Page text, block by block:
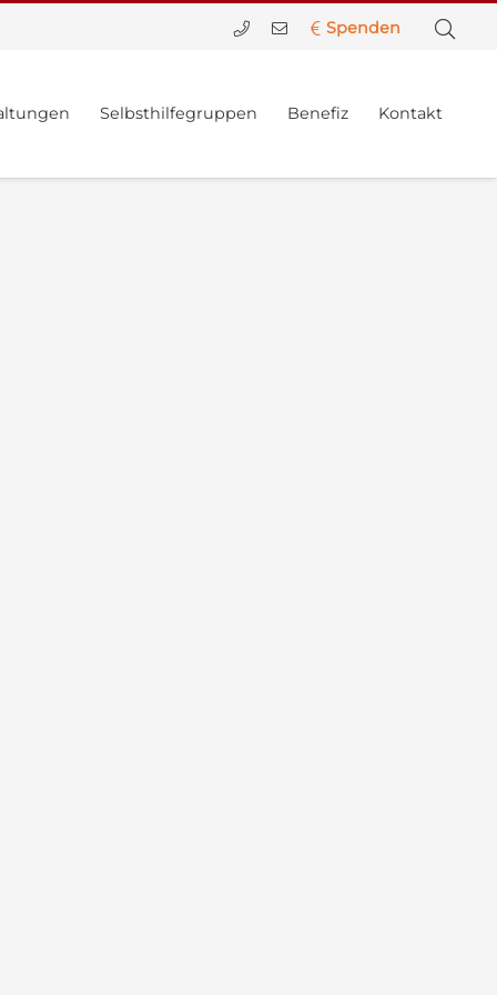
Spenden
Selbsthilfegruppen Benefiz Kontakt